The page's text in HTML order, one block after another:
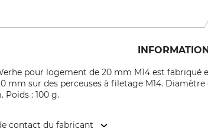
pour logement de 20 mm M14 est
mm sur des perceuses à filetage M14.
Poids : 100 g.
contact du fabricant